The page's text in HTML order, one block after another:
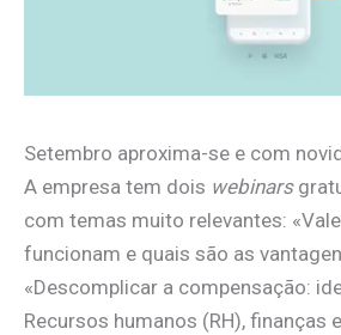
Setembro aproxima-se e com
A empresa tem dois webinars
com temas muito relevantes:
funcionam e quais são as
«Descomplicar a compensação:
Recursos humanos (RH), finanças